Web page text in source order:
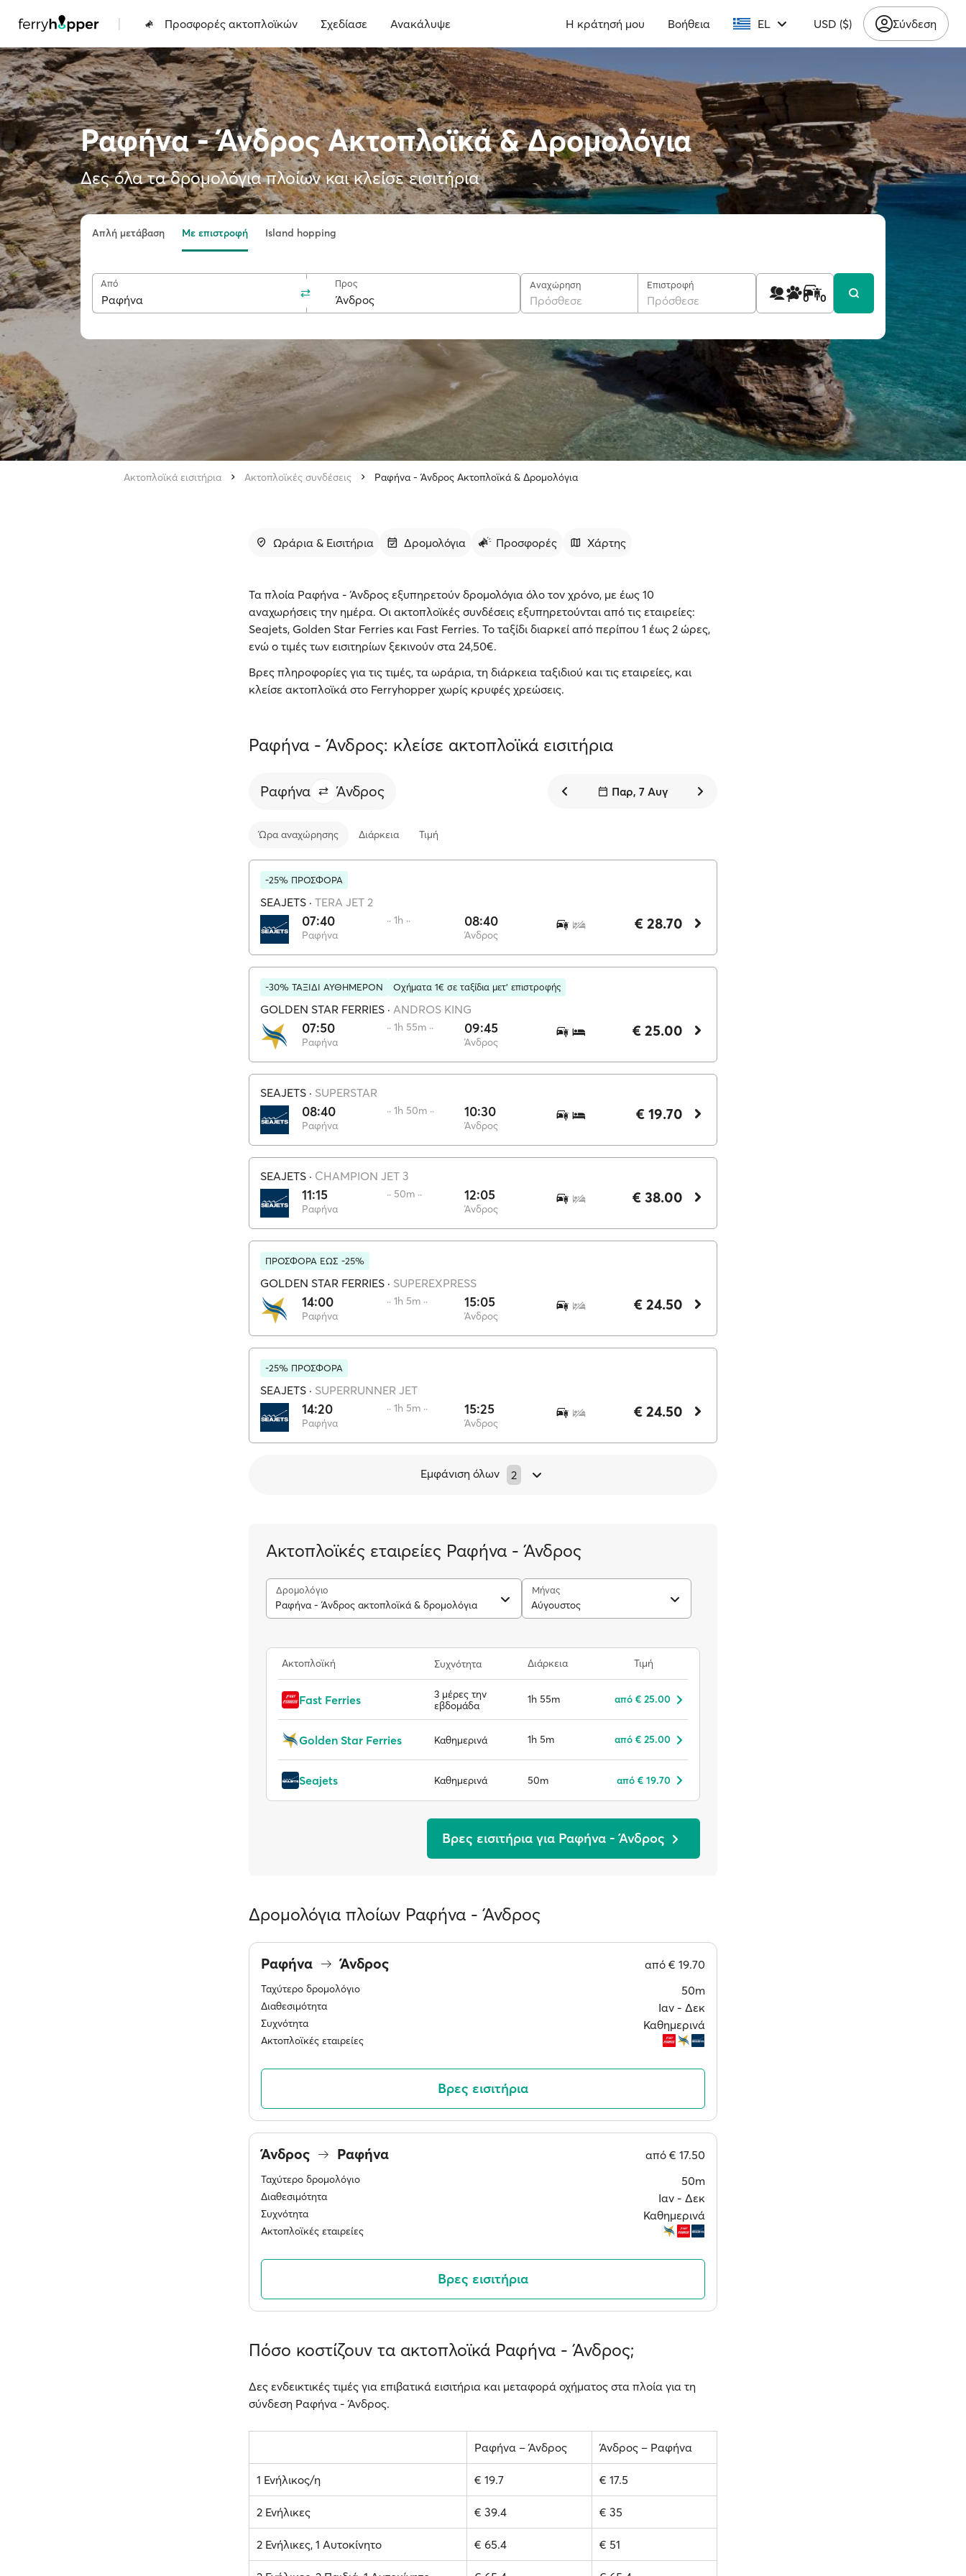
| Προσφορές ακτοπλοϊκών Σχεδίασε Ανακάλυψε Η κράτησή μου Βοήθεια EL USD ($) Σύνδεση
Ραφήνα - Άνδρος Ακτοπλοϊκά & Δρομολόγια
Δες όλα τα δρομολόγια πλοίων και κλείσε εισιτήρια
Απλή μετάβαση Με επιστροφή Island hopping
Από Προς Αναχώρηση
Πρόσθεσε
Επιστροφή
Πρόσθεσε 1 0 0
Ακτοπλοϊκά εισιτήρια Ακτοπλοϊκές συνδέσεις Ραφήνα - Άνδρος Ακτοπλοϊκά & Δρομολόγια
Ωράρια & Εισιτήρια Δρομολόγια Προσφορές Χάρτης
Τα πλοία Ραφήνα - Άνδρος εξυπηρετούν δρομολόγια όλο τον χρόνο, με έως 10
αναχωρήσεις την ημέρα. Οι ακτοπλοϊκές συνδέσεις εξυπηρετούνται από τις εταιρείες:
Seajets, Golden Star Ferries και Fast Ferries. Το ταξίδι διαρκεί από περίπου 1 έως 2 ώρες,
ενώ ο τιμές των εισιτηρίων ξεκινούν στα 24,50€.
Βρες πληροφορίες για τις τιμές, τα ωράρια, τη διάρκεια ταξιδιού και τις εταιρείες, και
κλείσε ακτοπλοϊκά στο Ferryhopper χωρίς κρυφές χρεώσεις.
Ραφήνα - Άνδρος: κλείσε ακτοπλοϊκά εισιτήρια
Ραφήνα Άνδρος Παρ, 7 Αυγ
Ώρα αναχώρησης Διάρκεια Τιμή
-25% ΠΡΟΣΦΟΡΑ
SEAJETS · TERA JET 2
07:40
Ραφήνα
·· 1h ·· 08:40
Άνδρος
€ 28.70
-30% ΤΑΞΙΔΙ ΑΥΘΗΜΕΡΟΝ Οχήματα 1€ σε ταξίδια μετ' επιστροφής
GOLDEN STAR FERRIES · ANDROS KING
07:50
Ραφήνα
·· 1h 55m ·· 09:45
Άνδρος
€ 25.00
SEAJETS · SUPERSTAR
08:40
Ραφήνα
·· 1h 50m ·· 10:30
Άνδρος
€ 19.70
SEAJETS · CHAMPION JET 3
11:15
Ραφήνα
·· 50m ·· 12:05
Άνδρος
€ 38.00
ΠΡΟΣΦΟΡΑ ΕΩΣ -25%
GOLDEN STAR FERRIES · SUPEREXPRESS
14:00
Ραφήνα
·· 1h 5m ·· 15:05
Άνδρος
€ 24.50
-25% ΠΡΟΣΦΟΡΑ
SEAJETS · SUPERRUNNER JET
14:20
Ραφήνα
·· 1h 5m ·· 15:25
Άνδρος
€ 24.50
Εμφάνιση όλων 2
Ακτοπλοϊκές εταιρείες Ραφήνα - Άνδρος
Δρομολόγιο
Ραφήνα - Άνδρος ακτοπλοϊκά & δρομολόγια
Μήνας
Αύγουστος
Ακτοπλοϊκή Συχνότητα Διάρκεια Τιμή
Fast Ferries
3 μέρες την
εβδομάδα
1h 55m από € 25.00
Golden Star Ferries Καθημερινά 1h 5m από € 25.00
Seajets Καθημερινά 50m από € 19.70
Βρες εισιτήρια για Ραφήνα - Άνδρος
Δρομολόγια πλοίων Ραφήνα - Άνδρος
Ραφήνα Άνδρος από € 19.70
Ταχύτερο δρομολόγιο 50m
Διαθεσιμότητα Ιαν ‐ Δεκ
Συχνότητα Καθημερινά
Ακτοπλοϊκές εταιρείες
Βρες εισιτήρια
Άνδρος Ραφήνα από € 17.50
Ταχύτερο δρομολόγιο 50m
Διαθεσιμότητα Ιαν ‐ Δεκ
Συχνότητα Καθημερινά
Ακτοπλοϊκές εταιρείες
Βρες εισιτήρια
Πόσο κοστίζουν τα ακτοπλοϊκά Ραφήνα - Άνδρος;
Δες ενδεικτικές τιμές για επιβατικά εισιτήρια και μεταφορά οχήματος στα πλοία για τη
σύνδεση Ραφήνα - Άνδρος.
Ραφήνα – Άνδρος Άνδρος – Ραφήνα
1 Ενήλικος/η € 19.7 € 17.5
2 Ενήλικες € 39.4 € 35
2 Ενήλικες, 1 Αυτοκίνητο € 65.4 € 51